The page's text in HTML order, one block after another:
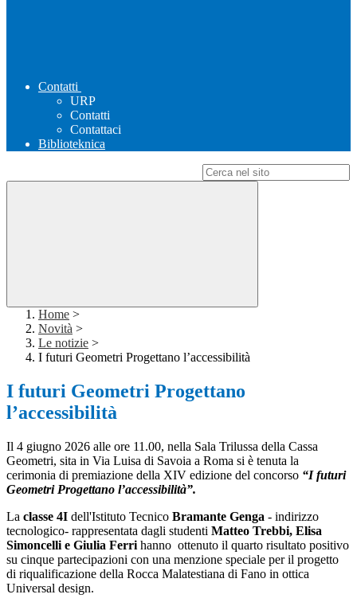
Contatti
URP
Contatti
Contattaci
Biblioteknica
Home >
Novità >
Le notizie >
I futuri Geometri Progettano l’accessibilità
I futuri Geometri Progettano
l’accessibilità
Il 4 giugno 2026 alle ore 11.00, nella Sala Trilussa della Cassa
Geometri, sita in Via Luisa di Savoia a Roma si è tenuta la
cerimonia di premiazione della XIV edizione del concorso “I futuri
Geometri Progettano l’accessibilità”.
La classe 4I dell'Istituto Tecnico Bramante Genga - indirizzo
tecnologico- rappresentata dagli studenti Matteo Trebbi, Elisa
Simoncelli e Giulia Ferri hanno ottenuto il quarto risultato positivo
su cinque partecipazioni con una menzione speciale per il progetto
di riqualificazione della Rocca Malatestiana di Fano in ottica
Universal design.